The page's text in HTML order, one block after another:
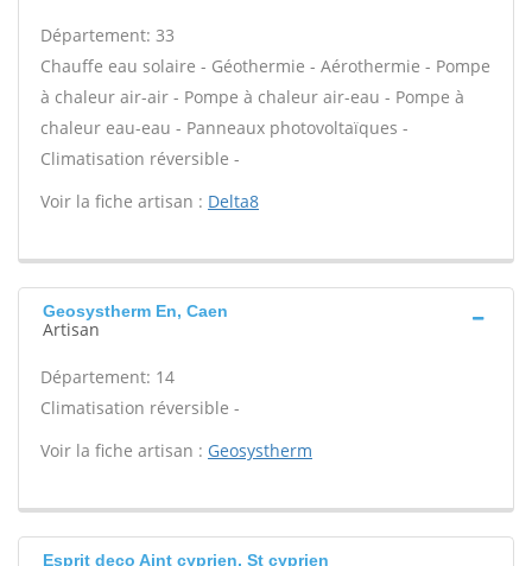
Département: 33
Chauffe eau solaire - Géothermie - Aérothermie - Pompe
à chaleur air-air - Pompe à chaleur air-eau - Pompe à
chaleur eau-eau - Panneaux photovoltaïques -
Climatisation réversible -
Voir la fiche artisan : Delta8
Geosystherm En, Caen
Artisan
Département: 14
Climatisation réversible -
Voir la fiche artisan : Geosystherm
Esprit deco Aint cyprien, St cyprien